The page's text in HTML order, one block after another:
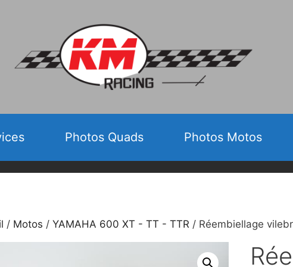
Photos Quads Photos Motos
/ Motos / YAMAHA 600 XT - TT - TTR / Réembiellage